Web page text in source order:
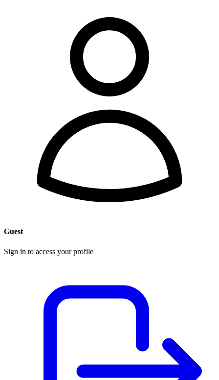
Guest
Sign in to access your profile